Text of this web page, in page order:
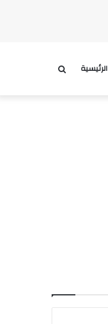
الرئيسية بحث